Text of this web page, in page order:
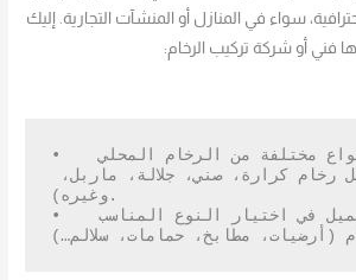
سواء في المنازل أو المنشآت التجارية. إليك
فني أو شركة تركيب الرخام:
•   توفير أنواع مختلفة من الرخام المحلي
وغيره).
•   استشارة العميل في اختيار النوع المناسب